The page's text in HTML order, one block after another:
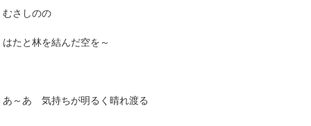
むさしのの
はたと林を結んだ空を～
あ～あ 気持ちが明るく晴れ渡る